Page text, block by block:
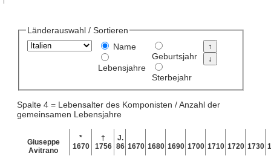
Länderauswahl / Sortieren
Name
Lebensjahre
Geburtsjahr
Sterbejahr
Spalte 4 = Lebensalter des Komponisten / Anzahl der
gemeinsamen Lebensjahre
Giuseppe
Avitrano
*
1670
†
1756
J.
86 1670 1680 1690 1700 1710 1720 1730